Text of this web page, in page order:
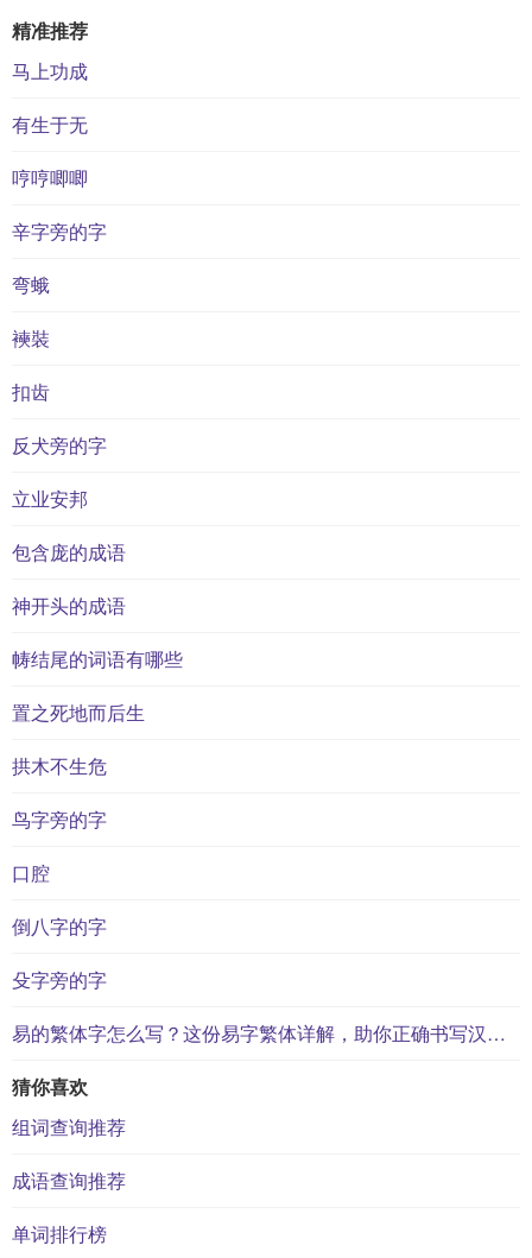
精准推荐
马上功成
有生于无
哼哼唧唧
辛字旁的字
弯蛾
襫裝
扣齿
反犬旁的字
立业安邦
包含庞的成语
神开头的成语
帱结尾的词语有哪些
置之死地而后生
拱木不生危
鸟字旁的字
口腔
倒八字的字
殳字旁的字
易的繁体字怎么写？这份易字繁体详解，助你正确书写汉字_汉字繁体学习
猜你喜欢
组词查询推荐
成语查询推荐
单词排行榜